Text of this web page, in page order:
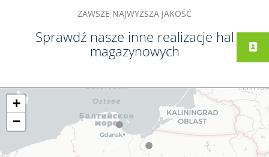
ZAWSZE NAJWYŻSZA JAKOŚĆ
Sprawdź nasze inne realizacje hal
magazynowych
+
−